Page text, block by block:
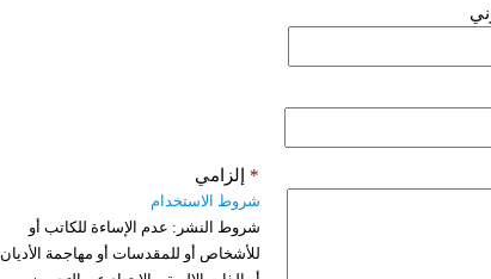
إلزامي *
شروط الاستخدام
شروط النشر: عدم الإساءة للكاتب أو
للأشخاص أو للمقدسات أو مهاجمة الأديان